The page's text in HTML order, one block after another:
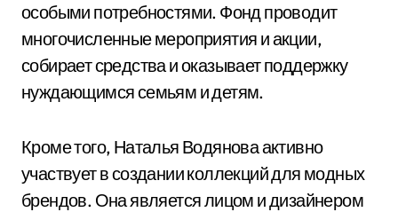
особыми потребностями. Фонд проводит
многочисленные мероприятия и акции,
собирает средства и оказывает поддержку
нуждающимся семьям и детям.
Кроме того, Наталья Водянова активно
участвует в создании коллекций для модных
брендов. Она является лицом и дизайнером